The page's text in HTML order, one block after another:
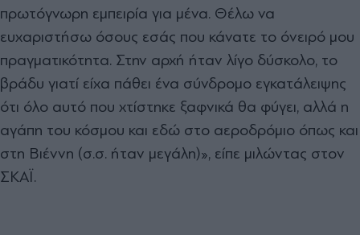
πρωτόγνωρη εμπειρία για μένα. Θέλω να
ευχαριστήσω όσους εσάς που κάνατε το όνειρό μου
πραγματικότητα. Στην αρχή ήταν λίγο δύσκολο, το
βράδυ γιατί είχα πάθει ένα σύνδρομο εγκατάλειψης
ότι όλο αυτό που χτίστηκε ξαφνικά θα φύγει, αλλά η
αγάπη του κόσμου και εδώ στο αεροδρόμιο όπως και
στη Βιέννη (σ.σ. ήταν μεγάλη)», είπε μιλώντας στον
ΣΚΑΪ.